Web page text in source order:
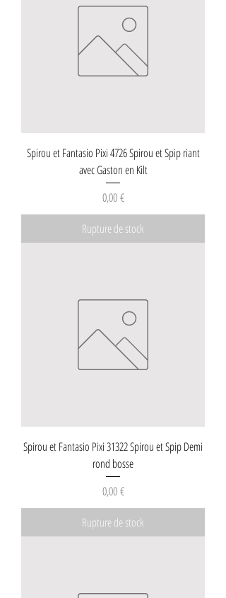
Spirou et Fantasio Pixi 4726 Spirou et Spip riant
avec Gaston en Kilt
Prix
0,00 €
Rupture de stock
Spirou et Fantasio Pixi 31322 Spirou et Spip Demi
rond bosse
Prix
0,00 €
Rupture de stock